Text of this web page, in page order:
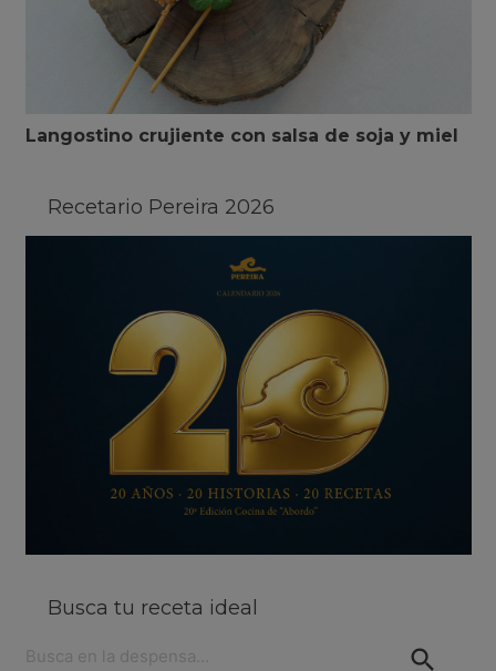
Langostino crujiente con salsa de soja y miel
Recetario Pereira 2026
Busca tu receta ideal